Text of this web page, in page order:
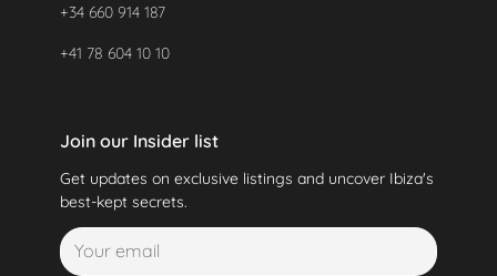
+34 660 914 187
+41 78 604 10 10
Join our Insider list
Get updates on exclusive listings and uncover Ibiza's
best-kept secrets.